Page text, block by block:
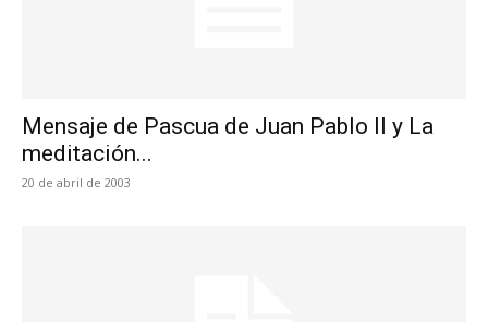
Mensaje de Pascua de Juan Pablo II y La
meditación...
20 de abril de 2003